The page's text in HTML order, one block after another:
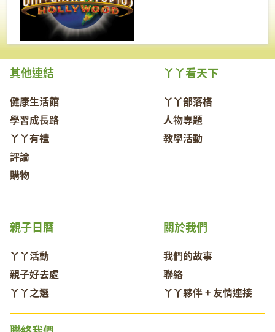
其他連結
健康生活館
學習成長路
丫丫有禮
評論
購物
丫丫看天下
丫丫部落格
人物專題
教學活動
關於我們
我們的故事
聯絡
丫丫夥伴 + 友情連接
親子日曆
丫丫活動
親子好去處
丫丫之選